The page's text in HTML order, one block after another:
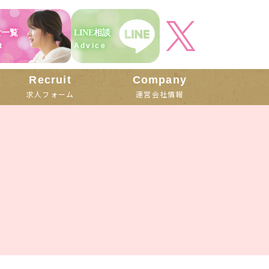
覧 LINE相談
Advice
Recruit
求人フォーム
Company
運営会社情報